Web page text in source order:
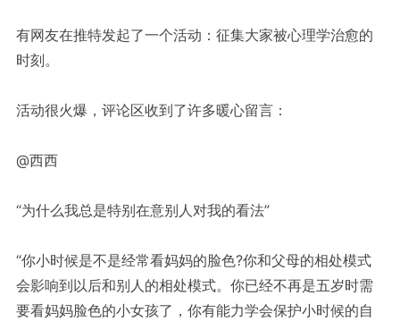
有网友在推特发起了一个活动：征集大家被心理学治愈的
时刻。
活动很火爆，评论区收到了许多暖心留言：
@西西
“为什么我总是特别在意别人对我的看法”
“你小时候是不是经常看妈妈的脸色?你和父母的相处模式
会影响到以后和别人的相处模式。你已经不再是五岁时需
要看妈妈脸色的小女孩了，你有能力学会保护小时候的自